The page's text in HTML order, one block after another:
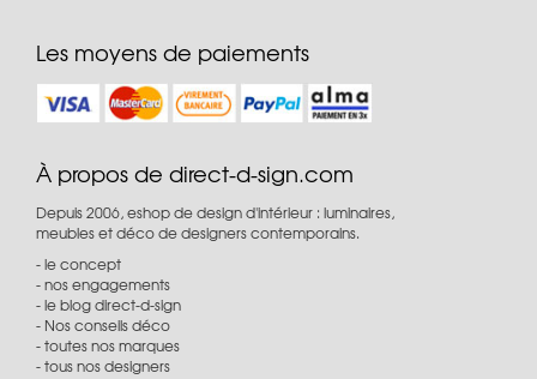
Les moyens de paiements
À propos de direct-d-sign.com
Depuis 2006, eshop de design d'intérieur : luminaires,
meubles et déco de designers contemporains.
le concept
nos engagements
le blog direct-d-sign
Nos conseils déco
toutes nos marques
tous nos designers